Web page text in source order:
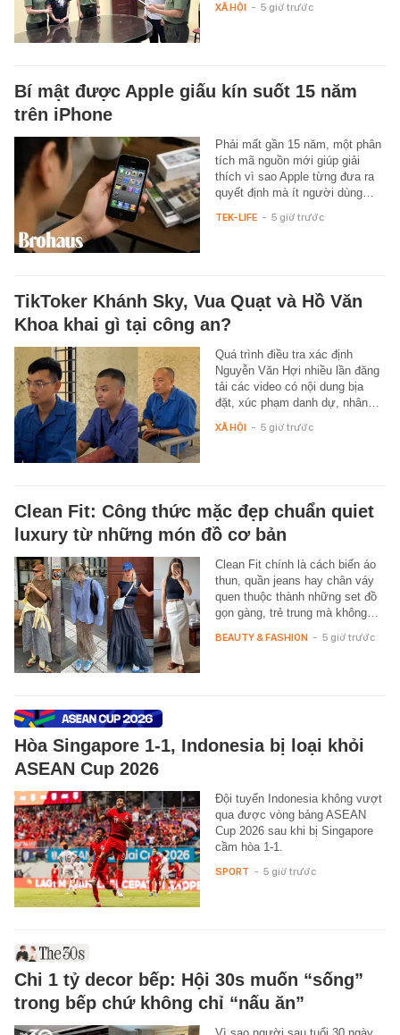
XÃ HỘI - 5 giờ trước
Bí mật được Apple giấu kín suốt 15 năm
trên iPhone
Phải mất gần 15 năm, một phân
tích mã nguồn mới giúp giải
thích vì sao Apple từng đưa ra
quyết định mà ít người dùng…
TEK-LIFE - 5 giờ trước
TikToker Khánh Sky, Vua Quạt và Hồ Văn
Khoa khai gì tại công an?
Quá trình điều tra xác định
Nguyễn Văn Hợi nhiều lần đăng
tải các video có nội dung bịa
đặt, xúc phạm danh dự, nhân…
XÃ HỘI - 5 giờ trước
Clean Fit: Công thức mặc đẹp chuẩn quiet
luxury từ những món đồ cơ bản
Clean Fit chính là cách biến áo
thun, quần jeans hay chân váy
quen thuộc thành những set đồ
gọn gàng, trẻ trung mà không…
BEAUTY & FASHION - 5 giờ trước
Hòa Singapore 1-1, Indonesia bị loại khỏi
ASEAN Cup 2026
Đội tuyển Indonesia không vượt
qua được vòng bảng ASEAN
Cup 2026 sau khi bị Singapore
cầm hòa 1-1.
SPORT - 5 giờ trước
Chi 1 tỷ decor bếp: Hội 30s muốn “sống”
trong bếp chứ không chỉ “nấu ăn”